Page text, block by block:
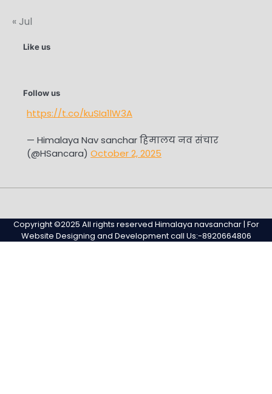
« Jul
Like us
Follow us
https://t.co/kuSIa1lW3A
— Himalaya Nav sanchar हिमालय नव संचार
(@HSancara) October 2, 2025
(no
title)
Policy
Page
Page
Copyright ©2025 All rights reserved Himalaya navsanchar | For
Website Designing and Development call Us:-8920664806